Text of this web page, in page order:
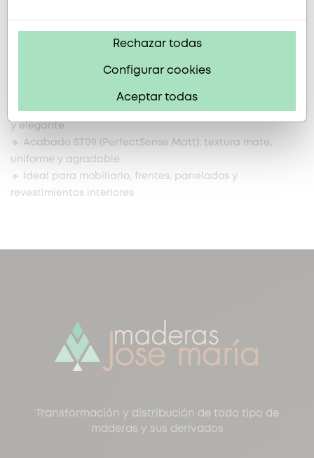
Rechazar todas
Configurar cookies
Aceptar todas
textura mate, suave al tacto y con baja reflexión de luz,
ideal para ambientes modernos y sofisticados.
🔹 Soporte aglomerado: económico, resistente y fácil de
y elegante
🔹 Acabado ST09 (PerfectSense Matt): textura mate,
uniforme y agradable
🔹 Ideal para mobiliario, frentes, panelados y
revestimientos interiores
Transformación y distribución de todo tipo de
maderas y sus derivados